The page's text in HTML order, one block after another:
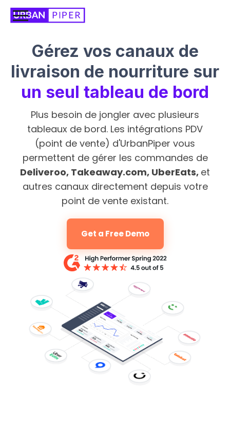
Gérez vos canaux de
livraison de nourriture sur
un seul tableau de bord
Plus besoin de jongler avec plusieurs
tableaux de bord. Les intégrations PDV
(point de vente) d'UrbanPiper vous
permettent de gérer les commandes de
Deliveroo, Takeaway.com, UberEats, et
autres canaux directement depuis votre
point de vente existant.
Get a Free Demo